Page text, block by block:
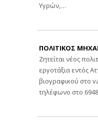
Υγρών,…
ΠΟΛΙΤΙΚΟΣ
Ζητείται νέος
εργοτάξια εντός
βιογραφικού στο
τηλέφωνο στο